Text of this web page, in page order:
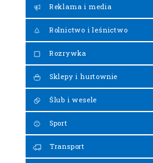
Reklama i media
Rolnictwo i leśnictwo
Rozrywka
Sklepy i hurtownie
Ślub i wesele
Sport
Transport